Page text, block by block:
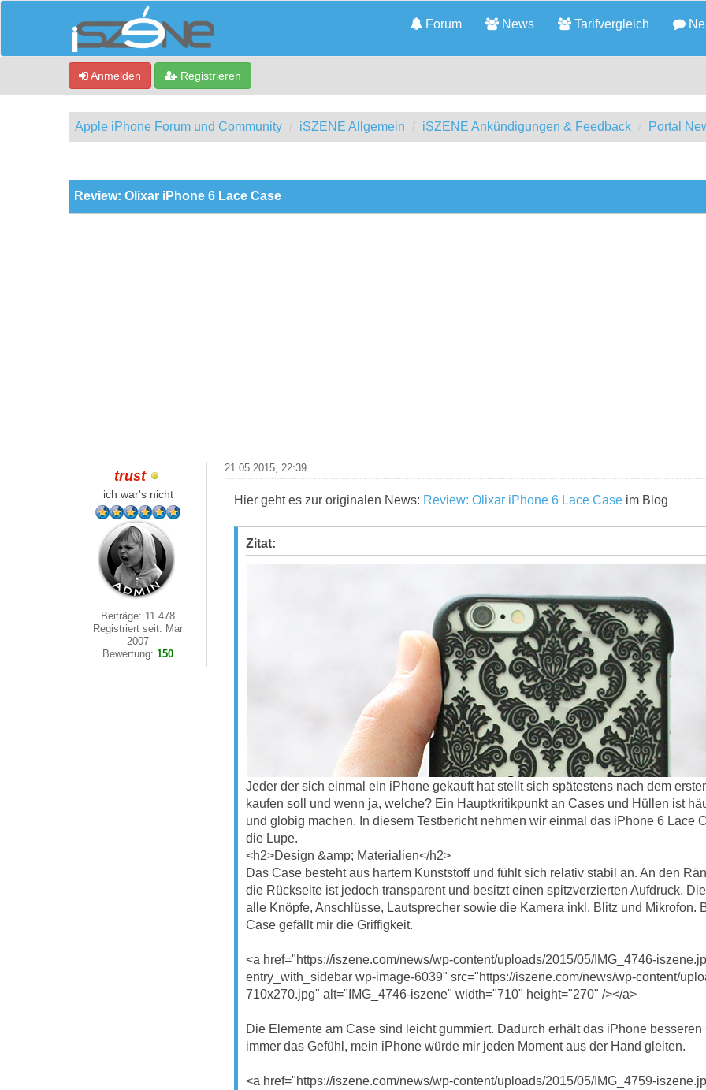
Forum News Tarifvergleich
Anmelden Registrieren
Apple iPhone Forum und Community iSZENE Allgemein iSZENE Ankündigungen & Feedback Portal
Review: Olixar iPhone 6 Lace Case
trust
ich war's nicht
Beiträge: 11.478
Registriert seit: Mar
2007
Bewertung:150
21.05.2015, 22:39
Hier geht es zur originalen News: Review: Olixar iPhone 6 Lace Caseim Blog
Zitat:
Jeder der sich einmal ein iPhone gekauft hat stellt sich spätestens nach dem
kaufen soll und wenn ja, welche? Ein Hauptkritikpunkt an Cases und Hüllen ist
und globig machen. In diesem Testbericht nehmen wir einmal das iPhone 6 Lace
die Lupe.
<h2>Design &amp; Materialien</h2>
Das Case besteht aus hartem Kunststoff und fühlt sich relativ stabil an. An den
die Rückseite ist jedoch transparent und besitzt einen spitzverzierten Aufdruck.
alle Knöpfe, Anschlüsse, Lautsprecher sowie die Kamera inkl. Blitz und Mikrofon.
Case gefällt mir die Griffigkeit.
<a href="https://iszene.com/news/wp-content/uploads/2015/05/IMG_4746-
entry_with_sidebar wp-image-6039" src="https://iszene.com/news/wp-content/
710x270.jpg" alt="IMG_4746-iszene" width="710" height="270" /></a>
Die Elemente am Case sind leicht gummiert. Dadurch erhält das iPhone
immer das Gefühl, mein iPhone würde mir jeden Moment aus der Hand gleiten.
<a href="https://iszene.com/news/wp-content/uploads/2015/05/IMG_4759-